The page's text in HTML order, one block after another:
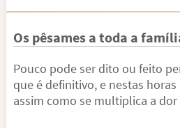
Os pêsames a toda a
Pouco pode ser dito ou feito
que é definitivo, e nestas
assim como se multiplica a dor